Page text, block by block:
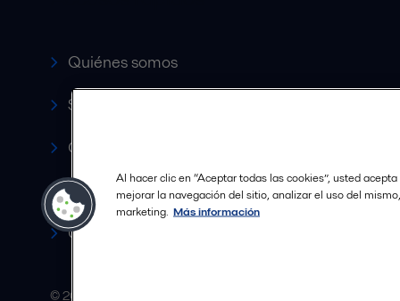
Quiénes somos
Servicio y soporte
Canales de Venta Autorizados
Revista HERE
Carrera
© 2015-2026ALFA LAVAL
Al hacer clic en “Aceptar todas las cookies”, usted
mejorar la navegación del sitio, analizar el uso del
marketing. Más información